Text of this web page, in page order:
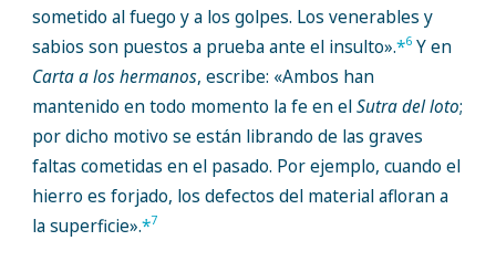
sometido al fuego y a los golpes. Los venerables y
sabios son puestos a prueba ante el insulto».*6Y en
Carta a los hermanos, escribe: «Ambos han
mantenido en todo momento la fe en elSutra del loto;
por dicho motivo se están librando de las graves
faltas cometidas en el pasado. Por ejemplo, cuando el
hierro es forjado, los defectos del material afloran a
la superficie».*7